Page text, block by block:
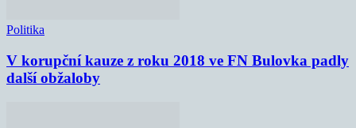
Politika
V korupční kauze z roku 2018 ve FN Bulovka padly
další obžaloby